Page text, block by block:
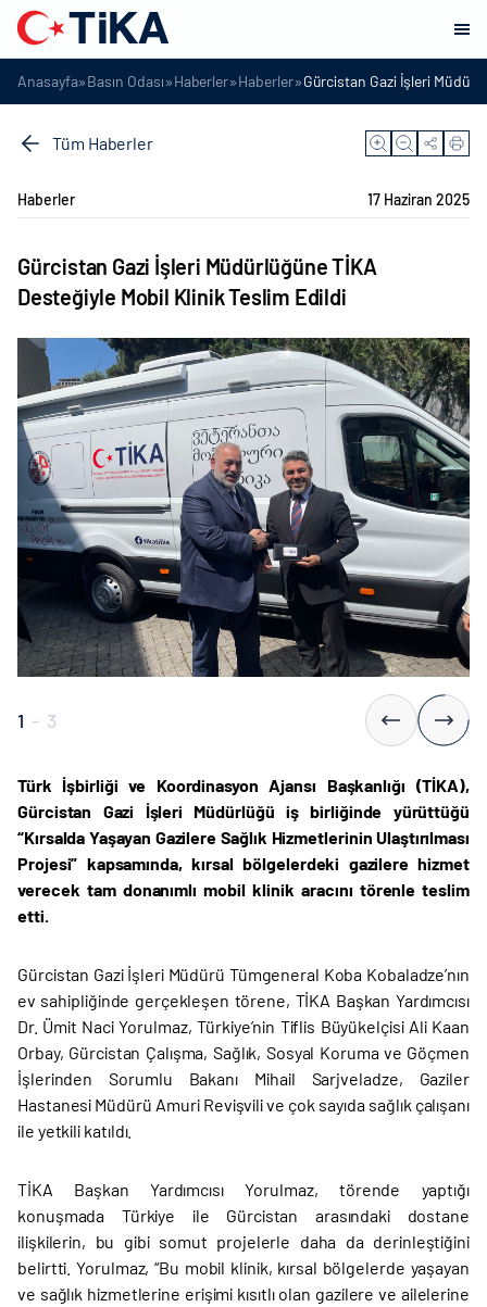
Anasayfa»Basın Odası»Haberler»Haberler»Gürcistan Gazi İşleri
Tüm Haberler
Haberler 17 Haziran 2025
Gürcistan Gazi İşleri Müdürlüğüne TİKA
Desteğiyle Mobil Klinik Teslim Edildi
1 - 3
Türk İşbirliği ve Koordinasyon Ajansı Başkanlığı (TİKA),
Gürcistan Gazi İşleri Müdürlüğü iş birliğinde yürüttüğü
“Kırsalda Yaşayan Gazilere Sağlık Hizmetlerinin Ulaştırılması
Projesi” kapsamında, kırsal bölgelerdeki gazilere hizmet
verecek tam donanımlı mobil klinik aracını törenle teslim
etti.
Gürcistan Gazi İşleri Müdürü Tümgeneral Koba Kobaladze’nın
ev sahipliğinde gerçekleşen törene, TİKA Başkan Yardımcısı
Dr. Ümit Naci Yorulmaz, Türkiye’nin Tiflis Büyükelçisi Ali Kaan
Orbay, Gürcistan Çalışma, Sağlık, Sosyal Koruma ve Göçmen
İşlerinden Sorumlu Bakanı Mihail Sarjveladze, Gaziler
Hastanesi Müdürü Amuri Revişvili ve çok sayıda sağlık çalışanı
ile yetkili katıldı.
TİKA Başkan Yardımcısı Yorulmaz, törende yaptığı
konuşmada Türkiye ile Gürcistan arasındaki dostane
ilişkilerin, bu gibi somut projelerle daha da derinleştiğini
belirtti. Yorulmaz, “Bu mobil klinik, kırsal bölgelerde yaşayan
ve sağlık hizmetlerine erişimi kısıtlı olan gazilere ve ailelerine